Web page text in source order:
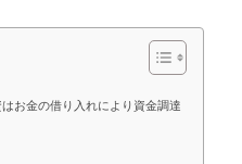
お金の借り入れにより資金調達